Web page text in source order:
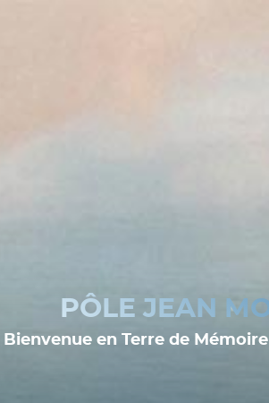
PÔLE JEAN
Bienvenue en Terre de Mémoire